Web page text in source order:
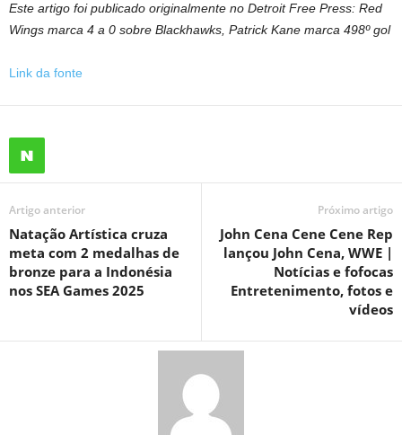
Este artigo foi publicado originalmente no Detroit Free Press: Red
Wings marca 4 a 0 sobre Blackhawks, Patrick Kane marca 498º gol
Link da fonte
Artigo anterior
Natação Artística cruza
meta com 2 medalhas de
bronze para a Indonésia
nos SEA Games 2025
Próximo artigo
John Cena Cene Cene Rep
lançou John Cena, WWE |
Notícias e fofocas
Entretenimento, fotos e
vídeos